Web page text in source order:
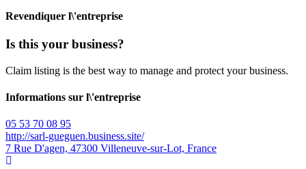
Revendiquer l\'entreprise
Is this your business?
Claim listing is the best way to manage and protect your business.
Informations sur l\'entreprise
05 53 70 08 95
http://sarl-gueguen.business.site/
7 Rue D'agen, 47300 Villeneuve-sur-Lot, France